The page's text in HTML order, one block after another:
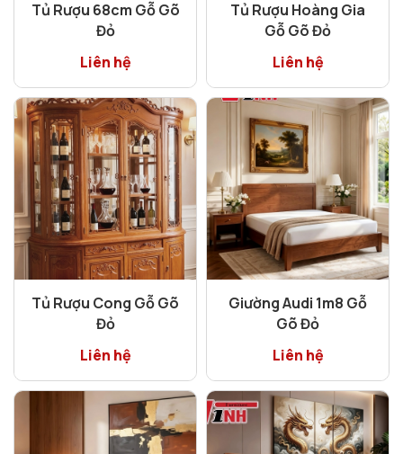
Tủ Rượu 68cm Gỗ Gõ
Đỏ
Liên hệ
Tủ Rượu Hoàng Gia
Gỗ Gõ Đỏ
Liên hệ
Tủ Rượu Cong Gỗ Gõ
Đỏ
Liên hệ
Giường Audi 1m8 Gỗ
Gõ Đỏ
Liên hệ